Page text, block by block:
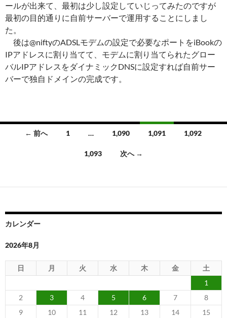
ールが出来て、最初は少し設定していじってみたのですが
最初の目的通りに自前サーバーで運用することにしまし
た。
後は@niftyのADSLモデムの設定で必要なポートをiBookの
IPアドレスに割り当てて、モデムに割り当てられたグロー
バルIPアドレスをダイナミックDNSに設定すれば自前サー
バーで独自ドメインの完成です。
ビ
ー
シ
ョ
ン
← 前へ 1 … 1,090 1,091 1,092
1,093 次へ →
カレンダー
2026年8月
日 月 火 水 木 金
土
1
2
3 4 5 6 7
8
9
10 11 12 13 14 15